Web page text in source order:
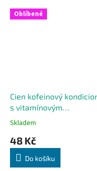
Oblíbené
Cien kofeinový
s vitamínovým
komplexem, 150 ml
Skladem
48 Kč
Do košíku